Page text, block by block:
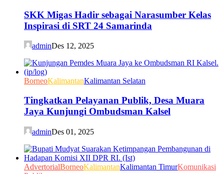
SKK Migas Hadir sebagai Narasumber Kelas
Inspirasi di SRT 24 Samarinda
adminDes 12, 2025
BorneoKalimantanKalimantan Selatan
Tingkatkan Pelayanan Publik, Desa Muara
Jaya Kunjungi Ombudsman Kalsel
adminDes 01, 2025
AdvertorialBorneoKalimantanKalimantan TimurKomunikasi